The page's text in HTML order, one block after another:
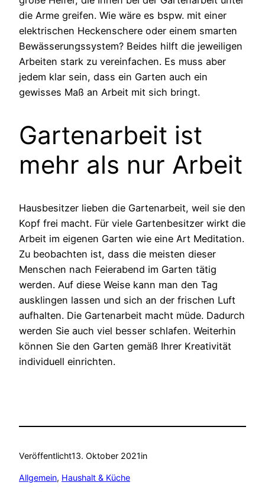
die Arme greifen. Wie wäre es bspw. mit einer
elektrischen Heckenschere oder einem smarten
Bewässerungssystem? Beides hilft die jeweiligen
Arbeiten stark zu vereinfachen. Es muss aber
jedem klar sein, dass ein Garten auch ein
gewisses Maß an Arbeit mit sich bringt.
Gartenarbeit ist
mehr als nur Arbeit
Hausbesitzer lieben die Gartenarbeit, weil sie den
Kopf frei macht. Für viele Gartenbesitzer wirkt die
Arbeit im eigenen Garten wie eine Art Meditation.
Zu beobachten ist, dass die meisten dieser
Menschen nach Feierabend im Garten tätig
werden. Auf diese Weise kann man den Tag
ausklingen lassen und sich an der frischen Luft
aufhalten. Die Gartenarbeit macht müde. Dadurch
werden Sie auch viel besser schlafen. Weiterhin
können Sie den Garten gemäß Ihrer Kreativität
individuell einrichten.
Veröffentlicht13. Oktober 2021in
Allgemein, Haushalt & Küche